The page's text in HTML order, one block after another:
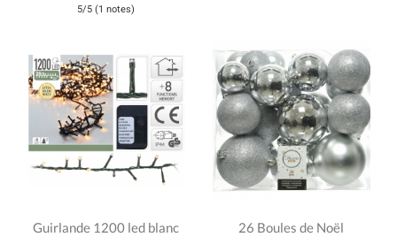
5/5 (1 notes)
Guirlande 1200 led blanc
26 Boules de Noël